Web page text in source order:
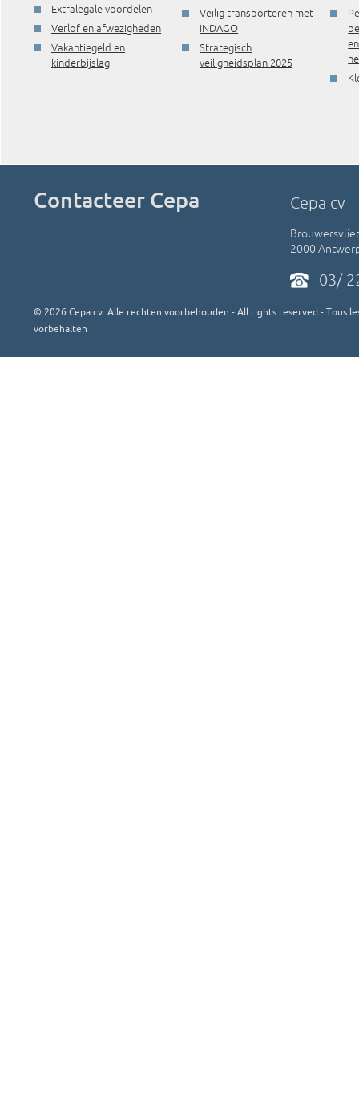
Extralegale voordelen
Verlof en afwezigheden
Vakantiegeld en
kinderbijslag
Veilig transporteren met
INDAGO
Strategisch
veiligheidsplan 2025
en
Contacteer Cepa Cepa cv
2000
03/
© 2026 Cepa cv. Alle rechten voorbehouden - All rights reserved - Tous
vorbehalten